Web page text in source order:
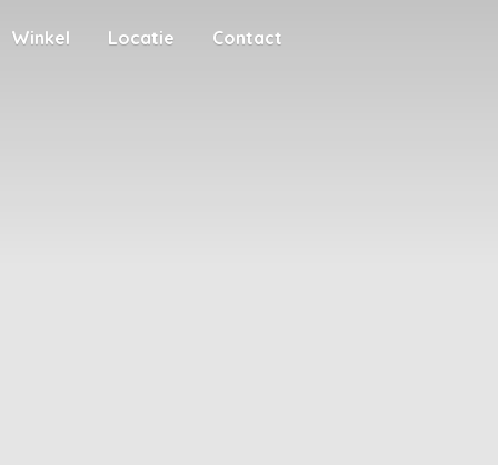
Winkel Locatie Contact